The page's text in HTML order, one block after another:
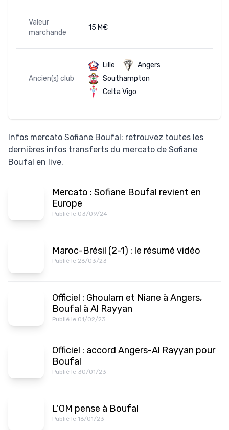
Valeur
marchande
15 M€
Ancien(s) club
Lille
Angers
Southampton
Celta Vigo
Infos mercato Sofiane Boufal: retrouvez toutes les
dernières infos transferts du mercato de Sofiane
Boufal en live.
Mercato : Sofiane Boufal revient en
Europe
Publié le 03/09/24
Maroc-Brésil (2-1) : le résumé vidéo
Publié le 26/03/23
Officiel : Ghoulam et Niane à Angers,
Boufal à Al Rayyan
Publié le 01/02/23
Officiel : accord Angers-Al Rayyan pour
Boufal
Publié le 30/01/23
L'OM pense à Boufal
Publié le 16/01/23